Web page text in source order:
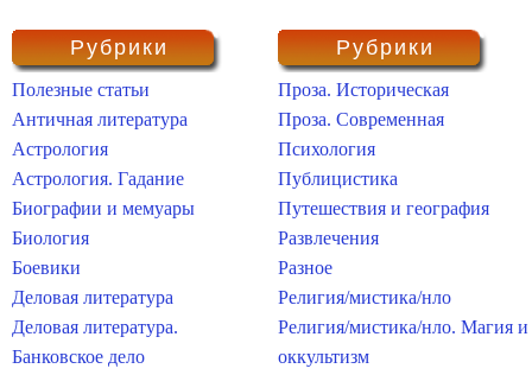
Рубрики
Полезные статьи
Античная литература
Астрология
Астрология. Гадание
Биографии и мемуары
Биология
Боевики
Деловая литература
Деловая литература.
Банковское дело
Рубрики
Проза. Историческая
Проза. Современная
Психология
Публицистика
Путешествия и география
Развлечения
Разное
Религия/мистика/нло
Религия/мистика/нло. Магия и
оккультизм